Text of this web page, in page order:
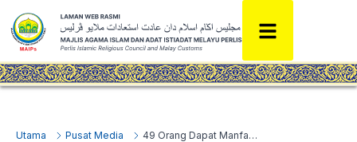
Utama Pusat Media 49 Orang Dapat Manfaat Projek Baiti Jannati Sumbangan Tenaga Nasional Berhad